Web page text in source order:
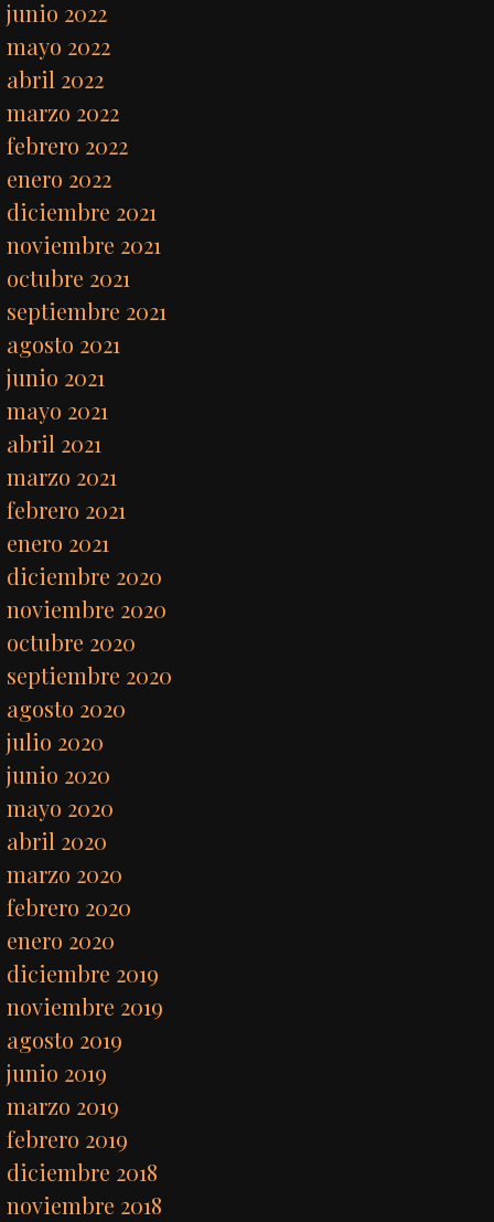
junio 2022
mayo 2022
abril 2022
marzo 2022
febrero 2022
enero 2022
diciembre 2021
noviembre 2021
octubre 2021
septiembre 2021
agosto 2021
junio 2021
mayo 2021
abril 2021
marzo 2021
febrero 2021
enero 2021
diciembre 2020
noviembre 2020
octubre 2020
septiembre 2020
agosto 2020
julio 2020
junio 2020
mayo 2020
abril 2020
marzo 2020
febrero 2020
enero 2020
diciembre 2019
noviembre 2019
agosto 2019
junio 2019
marzo 2019
febrero 2019
diciembre 2018
noviembre 2018